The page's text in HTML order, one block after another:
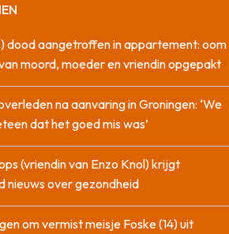
dood aangetroffen in appartement: oom
moord, moeder en vriendin opgepakt
na aanvaring in Groningen: ‘We
dat het goed mis was’
(vriendin van Enzo Knol) krijgt
nieuws over gezondheid
om vermist meisje Foske (14) uit